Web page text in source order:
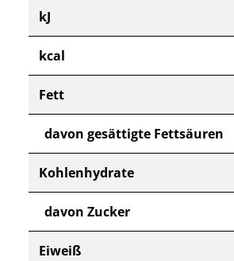
kJ
kcal
Fett
davon gesättigte Fettsäuren
Kohlenhydrate
davon Zucker
Eiweiß